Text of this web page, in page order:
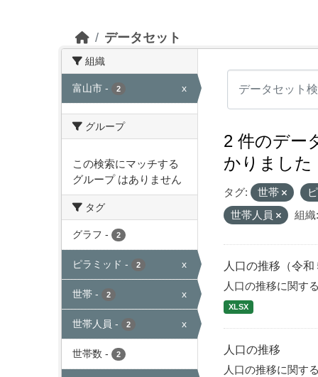
データセット
組織
富山市 - 2 x
グループ
この検索にマッチする
グループ はありません
タグ
グラフ - 2
ピラミッド - 2 x
世帯 - 2 x
世帯人員 - 2 x
世帯数 - 2
2 件のデー
かりました
タグ: 世帯
世帯人員
組織:
人口の推移（令和
人口の推移に関す
XLSX
人口の推移
人口の推移に関す